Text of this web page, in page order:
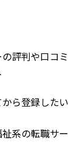
評判や口コ
ら登録した
系の転職サ